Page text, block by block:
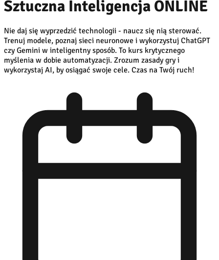
Sztuczna Inteligencja ONLINE
Nie daj się wyprzedzić technologii - naucz się nią sterować.
Trenuj modele, poznaj sieci neuronowe i wykorzystuj ChatGPT
czy Gemini w inteligentny sposób. To kurs krytycznego
myślenia w dobie automatyzacji. Zrozum zasady gry i
wykorzystaj AI, by osiągać swoje cele. Czas na Twój ruch!